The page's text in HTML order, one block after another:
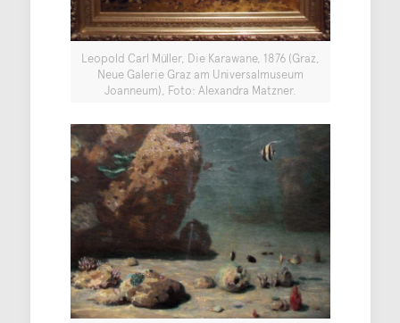
Leopold Carl Müller, Die Karawane, 1876 (Graz,
Neue Galerie Graz am Universalmuseum
Joanneum), Foto: Alexandra Matzner.